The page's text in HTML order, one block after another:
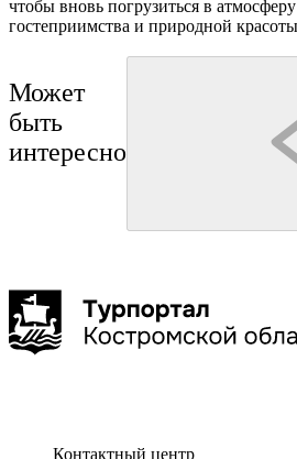
чтобы вновь погрузиться в
гостеприимства и природной
Может
быть
интересно
Контактный центр